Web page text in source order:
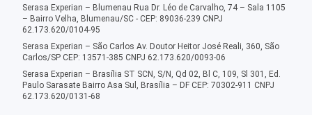
Serasa Experian – Blumenau Rua Dr. Léo de Carvalho, 74 – Sala 1105
– Bairro Velha, Blumenau/SC - CEP: 89036-239 CNPJ
62.173.620/0104-95
Serasa Experian – São Carlos Av. Doutor Heitor José Reali, 360, São
Carlos/SP CEP: 13571-385 CNPJ 62.173.620/0093-06
Serasa Experian – Brasília ST SCN, S/N, Qd 02, Bl C, 109, Sl 301, Ed.
Paulo Sarasate Bairro Asa Sul, Brasília – DF CEP: 70302-911 CNPJ
62.173.620/0131-68